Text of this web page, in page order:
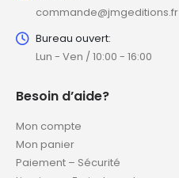
commande@jmgeditions.fr
Bureau ouvert:
Lun - Ven / 10:00 - 16:00
Besoin d’aide?
Mon compte
Mon panier
Paiement – Sécurité